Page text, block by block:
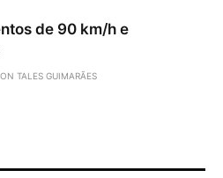
de 90 km/h e
TALES GUIMARÃES